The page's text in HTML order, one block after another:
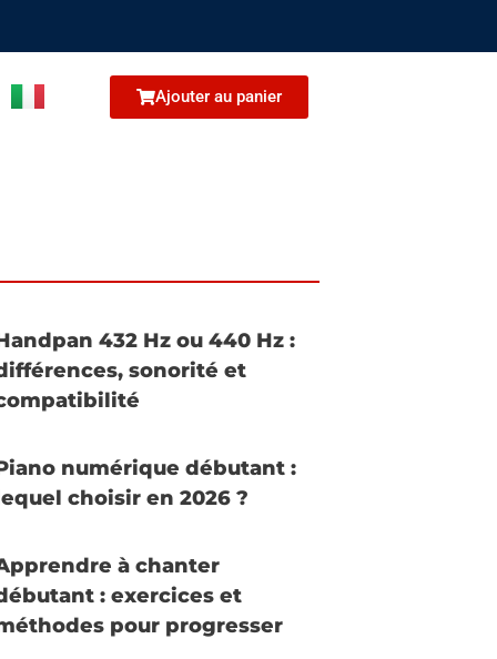
Ajouter au panier
432 Hz ou 440 Hz :
sonorité et
numérique débutant :
choisir en 2026 ?
à chanter
: exercices et
pour progresser